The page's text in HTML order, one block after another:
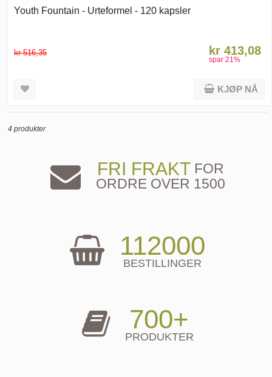
Youth Fountain - Urteformel - 120 kapsler
kr 516,35 kr 413,08
spar 21%
KJØP NÅ
4 produkter
FRI FRAKTFOR
ORDRE OVER 1500
112000
BESTILLINGER
700+
PRODUKTER